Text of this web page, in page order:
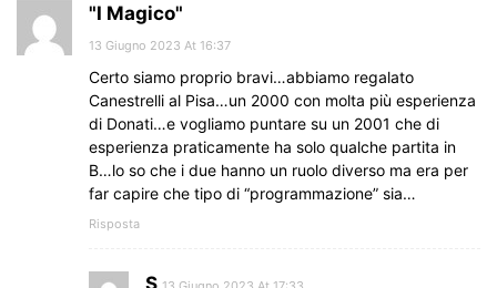
"I Magico"
13 Giugno 2023 At 16:37
Certo siamo proprio bravi…abbiamo regalato
Canestrelli al Pisa…un 2000 con molta più esperienza
di Donati…e vogliamo puntare su un 2001 che di
esperienza praticamente ha solo qualche partita in
B…lo so che i due hanno un ruolo diverso ma era per
far capire che tipo di “programmazione” sia…
Risposta
S